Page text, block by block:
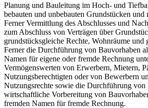
Planung und Bauleitung im Hoch- und
bebauten und unbebauten Grundstücken und
Ferner Vermittlung des Abschlusses und
zum Abschluss von Verträgen über
grundstücksgleiche Rechte, Wohnräume und
Ferner die Durchführung von Bauvorhaben
Namen für eigene oder fremde Rechnung
Vermögenswerten von Erwerbern, Mietern,
Nutzungsberechtigten oder von Bewerbern
Nutzungsrechte sowie die Durchführung von
wirtschaftliche Vorbereitung von
fremden Namen für fremde Rechnung.